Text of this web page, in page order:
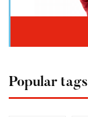
Popular tags